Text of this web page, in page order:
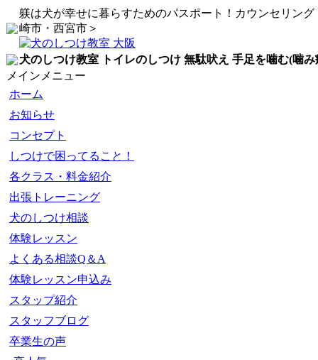
躾は犬が幸せに暮らすためのパスポート！カウンセリン
崎市・西宮市＞
犬のしつけ教室 トイレのしつけ 無駄吠え 手足を噛む(噛
メインメニュー
ホーム
お知らせ
コンセプト
しつけで困ってること！
各クラス・料金紹介
出張トレーニング
犬のしつけ相談
体験レッスン
よくある相談Q＆A
体験レッスン申込み
スタップ紹介
スタッフブログ
卒業生の声